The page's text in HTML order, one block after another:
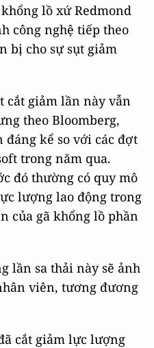
lồ xứ Redmond
công nghệ tiếp theo
bị cho sự sụt giảm
cắt giảm lần này vẫn
theo Bloomberg,
kể so với các đợt
trong năm qua.
đó thường có quy mô
lượng lao động trong
của gã khổng lồ phần
lần sa thải này sẽ ảnh
viên, tương đương
cắt giảm lực lượng